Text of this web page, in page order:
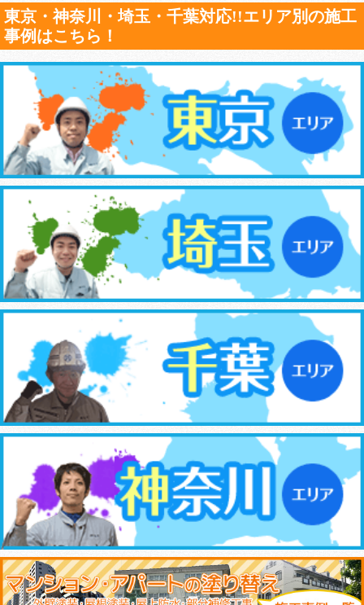
東京・神奈川・埼玉・千葉対応!!エリア別の施工
事例はこちら！